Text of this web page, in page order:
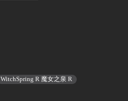
WitchSpring R 魔女之泉 R